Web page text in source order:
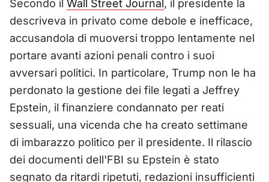
Secondo il Wall Street Journal, il presidente la
descriveva in privato come debole e inefficace,
accusandola di muoversi troppo lentamente nel
portare avanti azioni penali contro i suoi
avversari politici. In particolare, Trump non le ha
perdonato la gestione dei file legati a Jeffrey
Epstein, il finanziere condannato per reati
sessuali, una vicenda che ha creato settimane
di imbarazzo politico per il presidente. Il rilascio
dei documenti dell'FBI su Epstein è stato
segnato da ritardi ripetuti, redazioni insufficienti